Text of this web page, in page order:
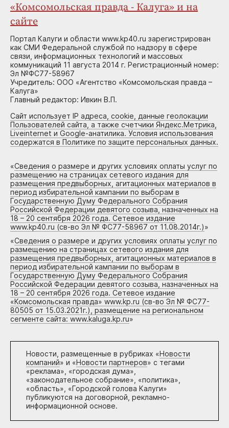
«Комсомольская правда - Калуга» и на
сайте
Портал Калуги и области www.kp40.ru зарегистрирован
как СМИ Федеральной службой по надзору в сфере
связи, информационных технологий и массовых
коммуникаций 11 августа 2014 г. Регистрационный номер:
Эл №ФС77-58967
Учредитель: ООО «Агентство «Комсомольская правда –
Калуга»
Главный редактор: Ивкин В.П.
Сайт использует IP адреса, cookie, данные геолокации
Пользователей сайта, а также счетчики Яндекс.Метрика,
Liveinternet и Google-анатилика. Условия использования
содержатся в Политике по защите персональных данных.
«Сведения о размере и других условиях оплаты услуг по
размещению на страницах сетевого издания для
размещения предвыборных, агитационных материалов в
период избирательной кампании по выборам в
Государственную Думу Федерального Собрания
Российской Федерации девятого созыва, назначенных на
18 – 20 сентября 2026 года. Сетевое издание
www.kp40.ru (св-во Эл № ФС77-58967 от 11.08.2014г.)»
«Сведения о размере и других условиях оплаты услуг по
размещению на страницах сетевого издания для
размещения предвыборных, агитационных материалов в
период избирательной кампании по выборам в
Государственную Думу Федерального Собрания
Российской Федерации девятого созыва, назначенных на
18 – 20 сентября 2026 года. Сетевое издание
«Комсомольская правда» www.kp.ru (св-во Эл № ФС77-
80505 от 15.03.2021г.), размещение на региональном
сегменте сайта: www.kaluga.kp.ru»
Новости, размещенные в рубриках «Новости
компаний» и «Новости партнеров» с тегами
«реклама», «городская дума»,
«законодательное собрание», «политика»,
«область», «Городской голова Калуги»
публикуются на договорной, рекламно-
информационной основе.